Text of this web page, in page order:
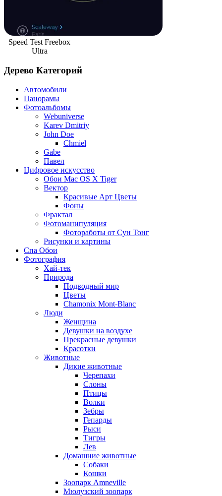
Speed Test Freebox
Ultra
Дерево Категорий
Автомобили
Панорамы
Фотоальбомы
Webuniverse
Karev Dmitriy
John Doe
Chmiel
Gabe
Павел
Цифровое искусство
Обои Mac OS X Tiger
Вектор
Красивые Арт Цветы
Фоны
Фрактал
Фотоманипуляция
Фотоработы от Сун Тонг
Рисунки и картины
Спа Обои
Фотография
Хай-тек
Природа
Подводный мир
Цветы
Chamonix Mont-Blanc
Люди
Женщина
Девушки на воздухе
Прекрасные девушки
Красотки
Животные
Дикие животные
Черепахи
Слоны
Птицы
Волки
Зебры
Гепарды
Рыси
Тигры
Лев
Домашние животные
Собаки
Кошки
Зоопарк Amneville
Мюлузский зоопарк